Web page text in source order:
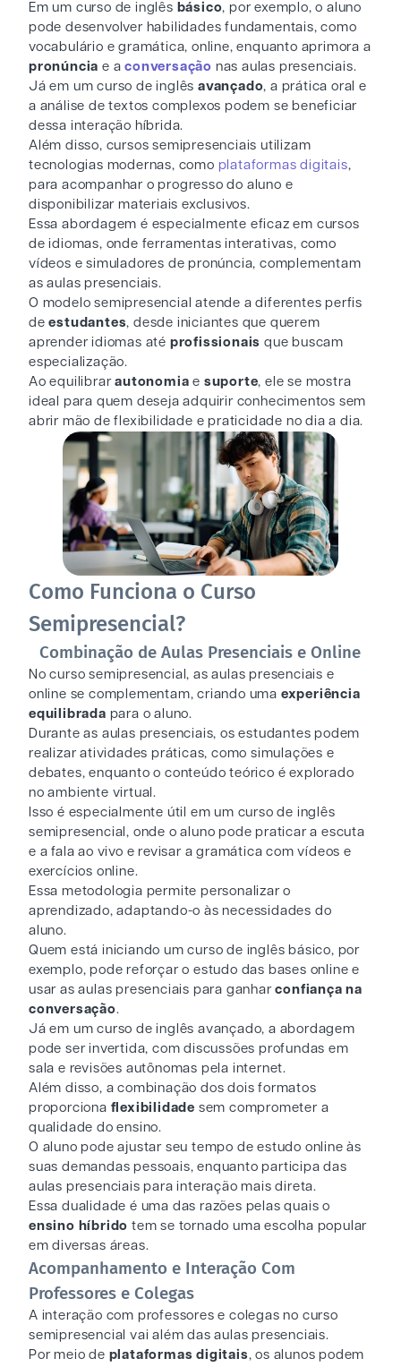
Em um curso de inglês básico, por exemplo, o aluno
pode desenvolver habilidades fundamentais, como
vocabulário e gramática, online, enquanto aprimora a
pronúncia e aconversação nas aulas presenciais.
Já em um curso de inglês avançado, a prática oral e
a análise de textos complexos podem se beneficiar
dessa interação híbrida.
Além disso, cursos semipresenciais utilizam
tecnologias modernas, como plataformas digitais,
para acompanhar o progresso do aluno e
disponibilizar materiais exclusivos.
Essa abordagem é especialmente eficaz em cursos
de idiomas, onde ferramentas interativas, como
vídeos e simuladores de pronúncia, complementam
as aulas presenciais.
O modelo semipresencial atende a diferentes perfis
deestudantes, desde iniciantes que querem
aprender idiomas até profissionais que buscam
especialização.
Ao equilibrarautonomia e suporte, ele se mostra
ideal para quem deseja adquirir conhecimentos sem
abrir mão de flexibilidade e praticidade no dia a dia.
Como Funciona o Curso
Semipresencial?
Combinação de Aulas Presenciais e Online
No curso semipresencial, as aulas presenciais e
online se complementam, criando uma experiência
equilibrada para o aluno.
Durante as aulas presenciais, os estudantes podem
realizar atividades práticas, como simulações e
debates, enquanto o conteúdo teórico é explorado
no ambiente virtual.
Isso é especialmente útil em um curso de inglês
semipresencial, onde o aluno pode praticar a escuta
e a fala ao vivo e revisar a gramática com vídeos e
exercícios online.
Essa metodologia permite personalizar o
aprendizado, adaptando-o às necessidades do
aluno.
Quem está iniciando um curso de inglês básico, por
exemplo, pode reforçar o estudo das bases online e
usar as aulas presenciais para ganharconfiança na
conversação.
Já em um curso de inglês avançado, a abordagem
pode ser invertida, com discussões profundas em
sala e revisões autônomas pela internet.
Além disso, a combinação dos dois formatos
proporciona flexibilidade sem comprometer a
qualidade do ensino.
O aluno pode ajustar seu tempo de estudo online às
suas demandas pessoais, enquanto participa das
aulas presenciais para interação mais direta.
Essa dualidade é uma das razões pelas quais o
ensino híbrido tem se tornado uma escolha popular
em diversas áreas.
Acompanhamento e Interação Com
Professores e Colegas
A interação com professores e colegas no curso
semipresencial vai além das aulas presenciais.
Por meio de plataformas digitais, os alunos podem